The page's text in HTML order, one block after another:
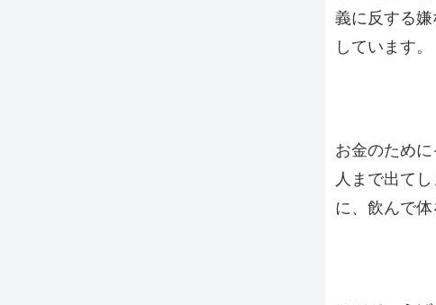
義に反する嫌
しています。
お金のため
人まで出て
に、飲んで